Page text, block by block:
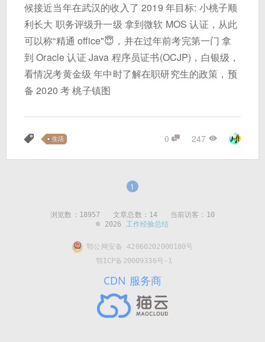
候接近当年在武汉的收入了 2019 年目标: 小桃子顺
利长大 职务评级升一级 拿到微软 MOS 认证，从此
可以称“精通 office"😇，并在过年前考完第一门 拿
到 Oracle 认证 Java 程序员证书(OCJP)，白银级，
看情况考黄金级 年中时了解在职研究生的政策，预
备 2020 考 桃子镇图
生活 0 247
1
浏览数： 18957 文章总数：14 当前访客：10
© 2026 工作经验总结
鄂公网安备 42060202000180号
鄂ICP备20009336号-1
CDN 服务商